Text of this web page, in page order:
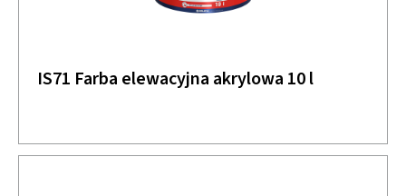
IS71 Farba elewacyjna akrylowa 10 l